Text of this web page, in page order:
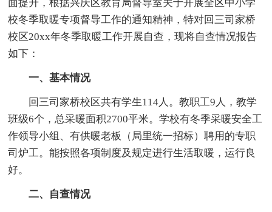
面提升，根据兴庆区教育局督导室关于开展全区中小学
校冬季取暖专项督导工作的通知精神，特对回三司家桥
校区20xx年冬季取暖工作开展自查，现将自查情况报告
如下：
一、基本情况
回三司家桥校区共有学生114人。教职工9人，教学
班级6个，总采暖面积2700平米。学校有冬季采暖安全工
作领导小组、有供暖老板（局里统一招标）聘用的专职
司炉工。能按照各项制度及规定进行生活取暖，运行良
好。
二、自查情况